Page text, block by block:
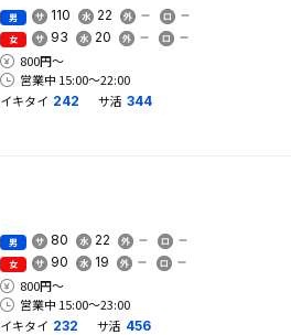
男 110 22
女 93 20
800円〜
営業中 15:00〜22:00
イキタイ 242 サ活 344
男 80 22
女 90 19
800円〜
営業中 15:00〜23:00
イキタイ 232 サ活 456